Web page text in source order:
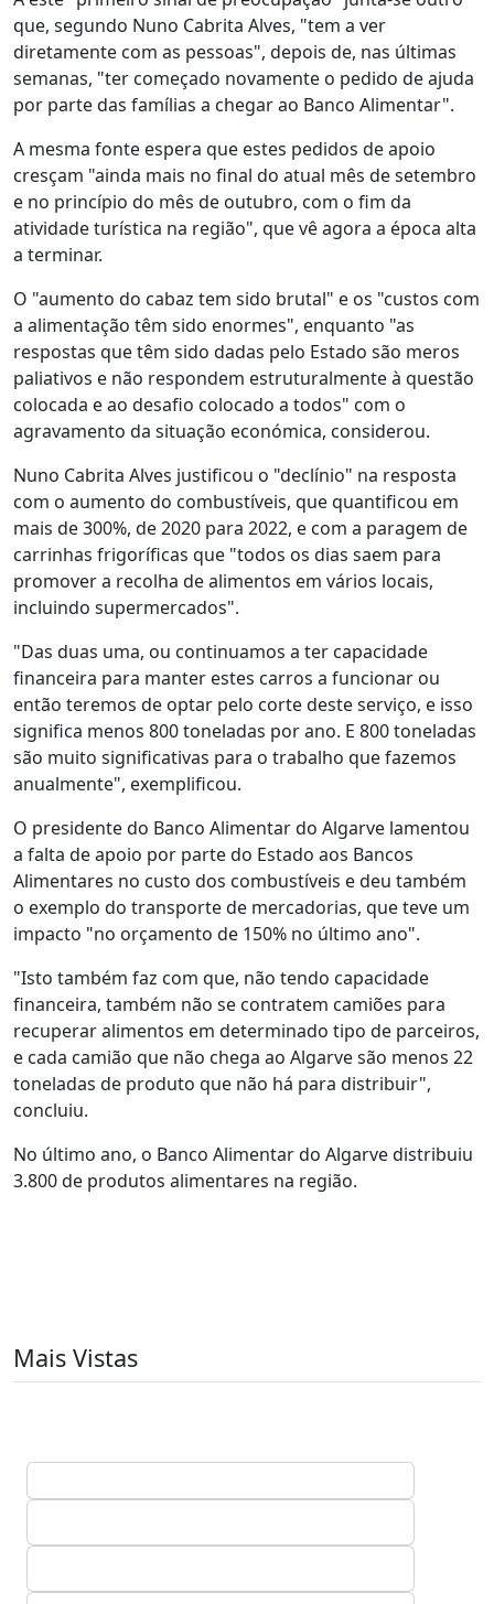
que, segundo Nuno Cabrita Alves, "tem a ver
diretamente com as pessoas", depois de, nas últimas
semanas, "ter começado novamente o pedido de ajuda
por parte das famílias a chegar ao Banco Alimentar".
A mesma fonte espera que estes pedidos de apoio
cresçam "ainda mais no final do atual mês de setembro
e no princípio do mês de outubro, com o fim da
atividade turística na região", que vê agora a época alta
a terminar.
O "aumento do cabaz tem sido brutal" e os "custos com
a alimentação têm sido enormes", enquanto "as
respostas que têm sido dadas pelo Estado são meros
paliativos e não respondem estruturalmente à questão
colocada e ao desafio colocado a todos" com o
agravamento da situação económica, considerou.
Nuno Cabrita Alves justificou o "declínio" na resposta
com o aumento do combustíveis, que quantificou em
mais de 300%, de 2020 para 2022, e com a paragem de
carrinhas frigoríficas que "todos os dias saem para
promover a recolha de alimentos em vários locais,
incluindo supermercados".
"Das duas uma, ou continuamos a ter capacidade
financeira para manter estes carros a funcionar ou
então teremos de optar pelo corte deste serviço, e isso
significa menos 800 toneladas por ano. E 800 toneladas
são muito significativas para o trabalho que fazemos
anualmente", exemplificou.
O presidente do Banco Alimentar do Algarve lamentou
a falta de apoio por parte do Estado aos Bancos
Alimentares no custo dos combustíveis e deu também
o exemplo do transporte de mercadorias, que teve um
impacto "no orçamento de 150% no último ano".
"Isto também faz com que, não tendo capacidade
financeira, também não se contratem camiões para
recuperar alimentos em determinado tipo de parceiros,
e cada camião que não chega ao Algarve são menos 22
toneladas de produto que não há para distribuir",
concluiu.
No último ano, o Banco Alimentar do Algarve distribuiu
3.800 de produtos alimentares na região.
Mais Vistas